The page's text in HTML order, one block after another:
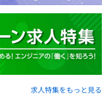
企業年金基金加入) ・雇
催
支給（支給額30,000円
求人特集をもっと見る